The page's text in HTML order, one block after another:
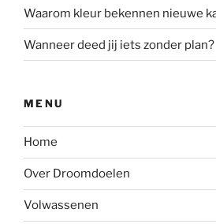
Waarom kleur bekennen nieuwe
Wanneer deed jij iets zonder plan?
MENU
Home
Over Droomdoelen
Volwassenen